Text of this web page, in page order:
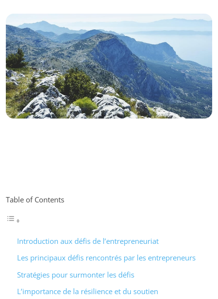
Table of Contents
Introduction aux défis de l’entrepreneuriat
Les principaux défis rencontrés par les entrepreneurs
Stratégies pour surmonter les défis
L’importance de la résilience et du soutien